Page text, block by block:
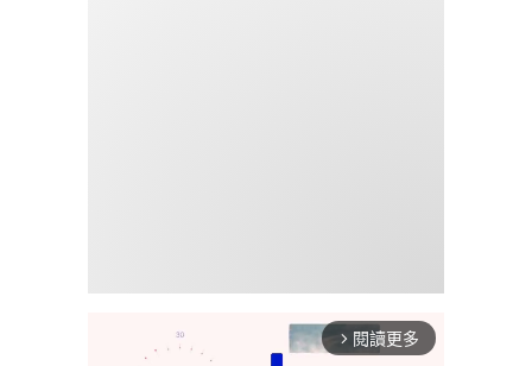
arrow_forward_ios 閱讀更多